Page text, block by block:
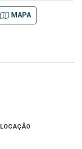
MAPA
LOCAÇÃO